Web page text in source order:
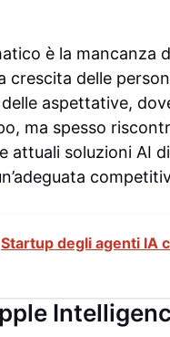
è la mancanza
crescita delle
aspettative,
ma spesso
attuali soluzioni AI
Startup degli agenti IA